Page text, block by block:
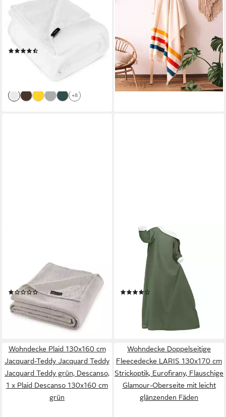
Wohndecke TEDY warme
Decke für Herbst & Winter,
Teddy-Fleece, kuschelige
Sofadecke, Sesselschoner,
Extra weich
ab 12,99 €
+8
Kinderdecke CAMP,
Nachhaltige Wolldecke
130x200cm, Made in EU aus
100% Schurwolle
149,00 €
UVP179,00 €
-17%
lieferbar - in 2-3 Werktagen bei dir
Sommer Geschenke Idee
Frauen Männer weich sale
Reißverschluss Partner
(1)
29,99 € UVP 39,99 €
-25%
lieferbar - in 2-3 Werktagen bei dir
BLANKETINO
Wohndecke Decke mit
Ärmeln, flauschige
Fleecedecke, handgefertigte
Kuscheldecke in Waldgrün &
Sandweiß
189,00 €
lieferbar - in 3-4 Werktagen bei dir
Wohndecke Plaid 130x160 cm
Jacquard-Teddy Jacquard Teddy
Jacquard Teddy grün, Descanso,
1 x Plaid Descanso 130x160 cm
grün
Wohndecke Doppelseitige
Fleecedecke LARIS 130x170 cm
Strickoptik, Eurofirany, Flauschige
Glamour-Oberseite mit leicht
glänzenden Fäden